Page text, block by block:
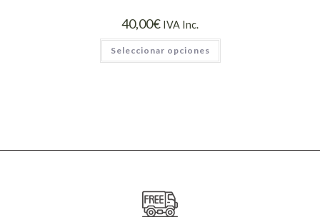
40,00€ IVA Inc.
Seleccionar opciones